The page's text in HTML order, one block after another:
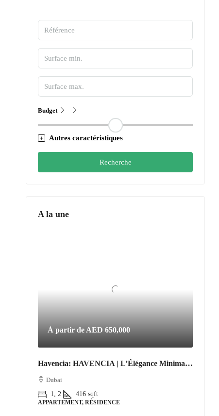
Budget
Autres caractéristiques
Recherche
A la une
À partir de AED 650,000
Havencia: HAVENCIA | L’Élégance Minimaliste au Cœur du Nouveau Dubaï
Dubai
1, 2
416 sqft
APPARTEMENT, RÉSIDENCE